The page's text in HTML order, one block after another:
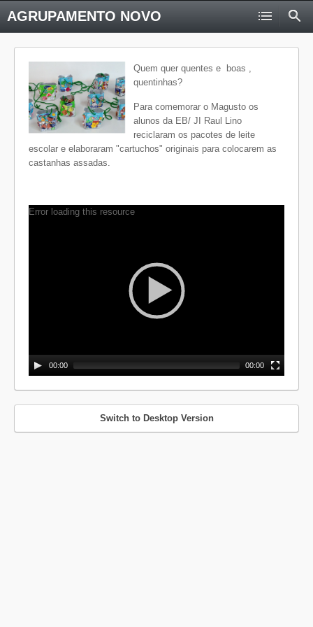
AGRUPAMENTO NOVO
Quem quer quentes e boas ,
quentinhas?
Para comemorar o Magusto os
alunos da EB/ JI Raul Lino
reciclaram os pacotes de leite
escolar e elaboraram "cartuchos" originais para colocarem as
castanhas assadas.
Error loading this resource
00:00 00:00
Switch to Desktop Version